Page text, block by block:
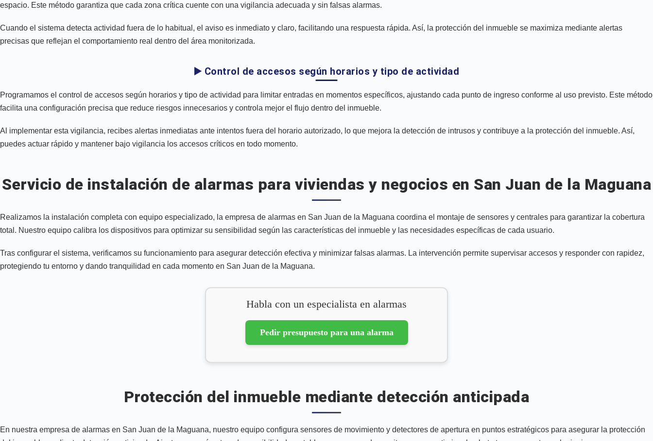
espacio. Este método garantiza que cada zona crítica cuente con una vigilancia adecuada y sin falsas alarmas.
Cuando el sistema detecta actividad fuera de lo habitual, el aviso es inmediato y claro, facilitando una respuesta rápida. Así, la protección del inmueble se maximiza mediante alertas
precisas que reflejan el comportamiento real dentro del área monitorizada.
▶️ Control de accesos según horarios y tipo de actividad
Programamos el control de accesos según horarios y tipo de actividad para limitar entradas en momentos específicos, ajustando cada punto de ingreso conforme al uso previsto. Este método
facilita una configuración precisa que reduce riesgos innecesarios y controla mejor el flujo dentro del inmueble.
Al implementar esta vigilancia, recibes alertas inmediatas ante intentos fuera del horario autorizado, lo que mejora la detección de intrusos y contribuye a la protección del inmueble. Así,
puedes actuar rápido y mantener bajo vigilancia los accesos críticos en todo momento.
Servicio de instalación de alarmas para viviendas y negocios en San Juan de la Maguana
Realizamos la instalación completa con equipo especializado, la empresa de alarmas en San Juan de la Maguana coordina el montaje de sensores y centrales para garantizar la cobertura
total. Nuestro equipo calibra los dispositivos para optimizar su sensibilidad según las características del inmueble y las necesidades específicas de cada usuario.
Tras configurar el sistema, verificamos su funcionamiento para asegurar detección efectiva y minimizar falsas alarmas. La intervención permite supervisar accesos y responder con rapidez,
protegiendo tu entorno y dando tranquilidad en cada momento en San Juan de la Maguana.
Habla con un especialista en alarmas
Pedir presupuesto para una alarma
Protección del inmueble mediante detección anticipada
En nuestra empresa de alarmas en San Juan de la Maguana, nuestro equipo configura sensores de movimiento y detectores de apertura en puntos estratégicos para asegurar la protección